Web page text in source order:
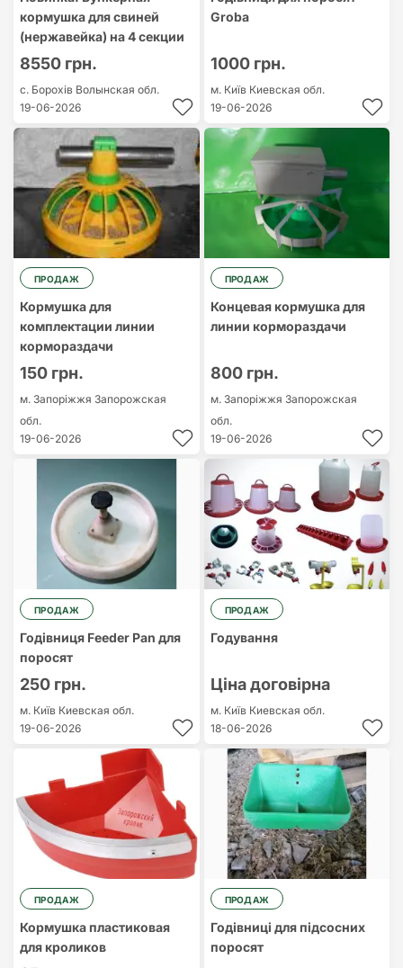
кормушка для свиней
(нержавейка) на 4 секции
8550 грн.
с. Борохів Волынская обл.
19-06-2026
Groba
1000 грн.
м. Київ Киевская обл.
19-06-2026
ПРОДАЖ
Кормушка для
комплектации линии
кормораздачи
150 грн.
м. Запоріжжя Запорожская
обл.
19-06-2026
ПРОДАЖ
Концевая кормушка для
линии кормораздачи
800 грн.
м. Запоріжжя Запорожская
обл.
19-06-2026
ПРОДАЖ
Годівниця Feeder Pan для
поросят
250 грн.
м. Київ Киевская обл.
19-06-2026
ПРОДАЖ
Годування
Ціна договірна
м. Київ Киевская обл.
18-06-2026
ПРОДАЖ
Кормушка пластиковая
для кроликов
ПРОДАЖ
Годівниці для підсосних
поросят